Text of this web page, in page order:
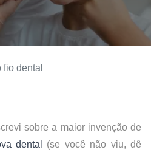
dental
sobre a maior invenção de
dental
(se você não viu, dê